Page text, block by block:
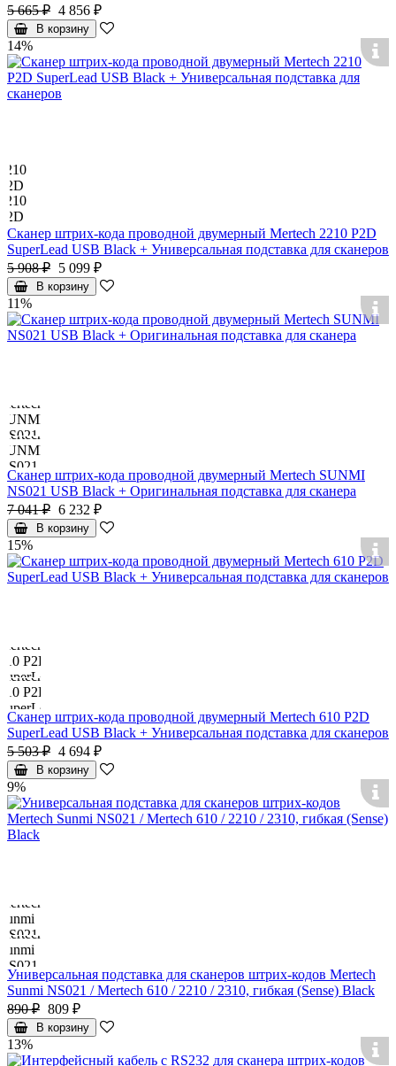
5 665 ₽ 4 856 ₽
В корзину
14%
Сканер штрих-кода проводной двумерный Mertech 2210 P2D
SuperLead USB Black + Универсальная подставка для сканеров
5 908 ₽ 5 099 ₽
В корзину
11%
Сканер штрих-кода проводной двумерный Mertech SUNMI
NS021 USB Black + Оригинальная подставка для сканера
7 041 ₽ 6 232 ₽
В корзину
15%
Сканер штрих-кода проводной двумерный Mertech 610 P2D
SuperLead USB Black + Универсальная подставка для сканеров
5 503 ₽ 4 694 ₽
В корзину
9%
Универсальная подставка для сканеров штрих-кодов Mertech
Sunmi NS021 / Mertech 610 / 2210 / 2310, гибкая (Sense) Black
890 ₽ 809 ₽
В корзину
13%